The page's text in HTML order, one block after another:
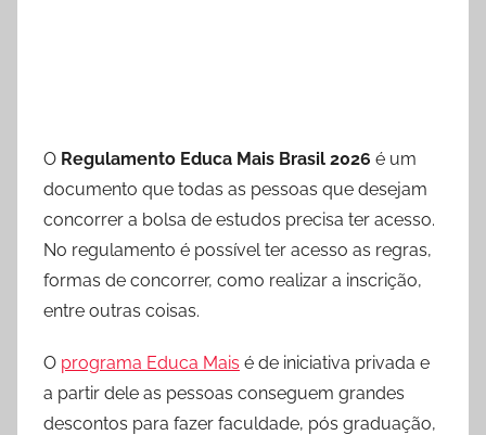
O Regulamento Educa Mais Brasil 2026 é um
documento que todas as pessoas que desejam
concorrer a bolsa de estudos precisa ter acesso.
No regulamento é possível ter acesso as regras,
formas de concorrer, como realizar a inscrição,
entre outras coisas.
O programa Educa Mais é de iniciativa privada e
a partir dele as pessoas conseguem grandes
descontos para fazer faculdade, pós graduação,